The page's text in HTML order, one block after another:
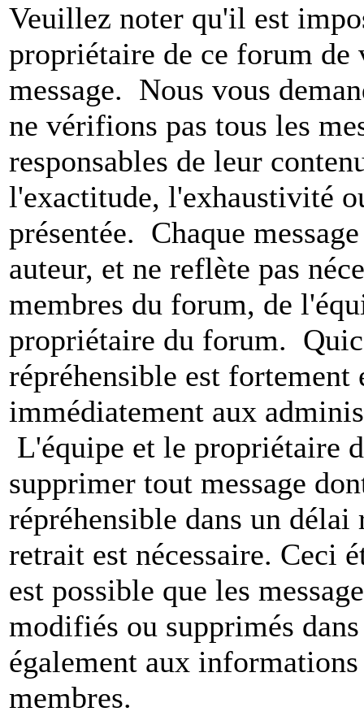
Veuillez noter qu'il est
propriétaire de ce forum
message. Nous vous
ne vérifions pas tous les
responsables de leur
l'exactitude, l'exhaustivité
présentée. Chaque
auteur, et ne reflète pas
membres du forum, de
propriétaire du forum.
répréhensible est
immédiatement aux
L'équipe et le propriétaire
supprimer tout message
répréhensible dans un
retrait est nécessaire. Ceci
est possible que les
modifiés ou supprimés
également aux
membres.